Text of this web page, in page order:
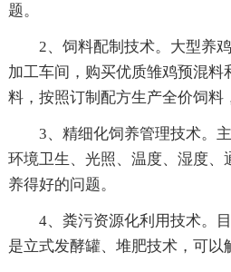
题。
2、饲料配制技术。大型养
加工车间，购买优质雏鸡预混料
料，按照订制配方生产全价饲料
3、精细化饲养管理技术。
环境卫生、光照、温度、湿度、
养得好的问题。
4、粪污资源化利用技术。
是立式发酵罐、堆肥技术，可以